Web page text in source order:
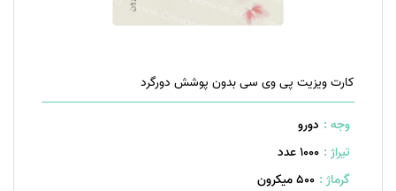
کارت ویزیت پی وی سی بدون پوشش دورگرد
وجه : دورو
تیراژ : 1000 عدد
گرماژ : ۵۰۰ میکرون